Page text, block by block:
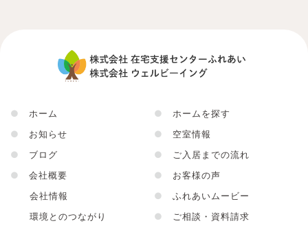
●
ホーム
●
お知らせ
●
ブログ
●
会社概要
会社情報
環境とのつながり
●
ホームを探す
●
空室情報
●
ご入居までの流れ
●
お客様の声
●
ふれあいムービー
●
ご相談・資料請求